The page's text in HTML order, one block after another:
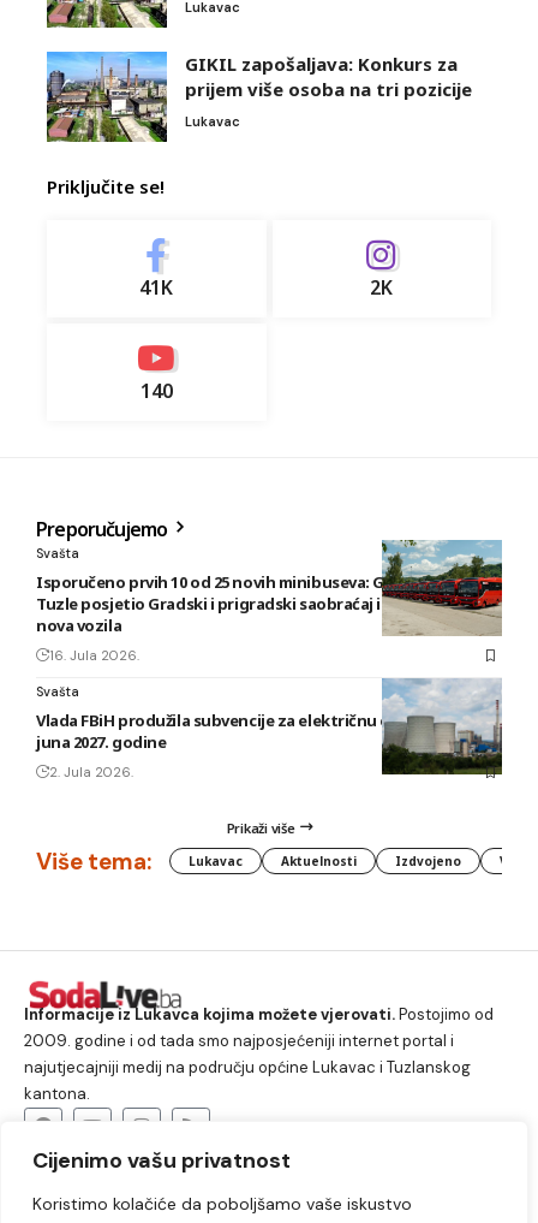
Cijenimo vašu privatnost
Koristimo kolačiće da poboljšamo vaše iskustvo
Lukavac
GIKIL zapošaljava: Konkurs za
prijem više osoba na tri pozicije
Lukavac
Priključite se!
41K 2K
140
Preporučujemo
Svašta
Isporučeno prvih 10 od 25 novih minibuseva: Gradonačelnik
Tuzle posjetio Gradski i prigradski saobraćaj i pregledao
nova vozila
16. Jula 2026.
Svašta
Vlada FBiH produžila subvencije za električnu energiju do 30.
juna 2027. godine
2. Jula 2026.
Prikaži više
Više tema: Lukavac Aktuelnosti Izdvojeno
Informacije iz Lukavca kojima možete vjerovati.Postojimo od
2009. godine i od tada smo najposjećeniji internet portal i
najutjecajniji medij na području općine Lukavac i Tuzlanskog
kantona.
Lukavac Društvo Crna hronika Sport